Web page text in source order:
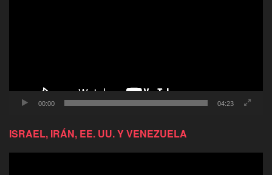
00:00 04:23
ISRAEL, IRÁN, EE. UU. Y VENEZUELA